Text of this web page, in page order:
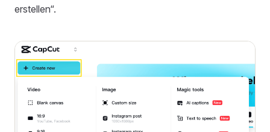
erstellen“.